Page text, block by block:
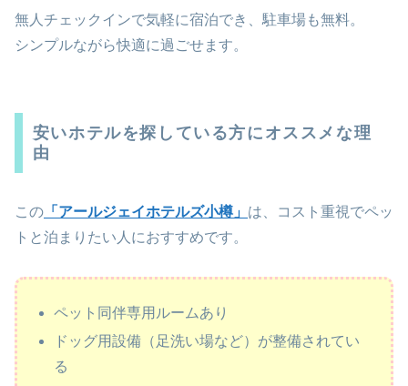
無人チェックインで気軽に宿泊でき、駐車場も無料。
シンプルながら快適に過ごせます。
安いホテルを探している方にオススメな理
由
この 「アールジェイホテルズ小樽」 は、コスト重視でペッ
トと泊まりたい人におすすめです。
ペット同伴専用ルームあり
ドッグ用設備（足洗い場など）が整備されてい
る